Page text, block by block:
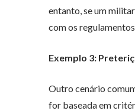
entanto, se um
com os
Exemplo 3:
Outro cenário
for baseada em